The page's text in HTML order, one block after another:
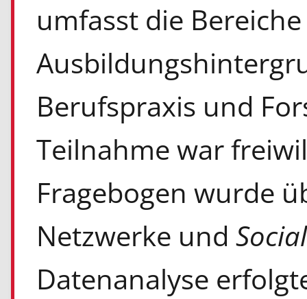
umfasst die
Berufspraxis und
Teilnahme war
Fragebogen wurde
Netzwerke und
Datenanalyse